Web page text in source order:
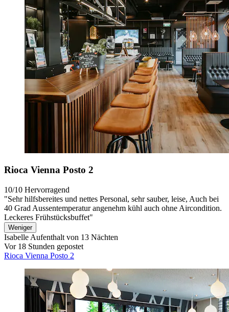
Rioca Vienna Posto 2
10/10 Hervorragend
"Sehr hilfsbereites und nettes Personal, sehr sauber, leise, Auch bei
40 Grad Aussentemperatur angenehm kühl auch ohne Aircondition.
Leckeres Frühstücksbuffet"
Weniger
Isabelle Aufenthalt von 13 Nächten
Vor 18 Stunden gepostet
Rioca Vienna Posto 2